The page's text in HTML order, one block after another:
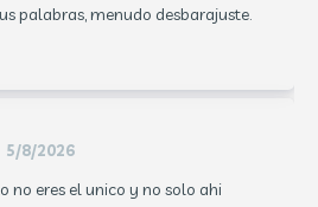
palabras, menudo desbarajuste.
5/8/2026
no eres el unico y no solo ahi